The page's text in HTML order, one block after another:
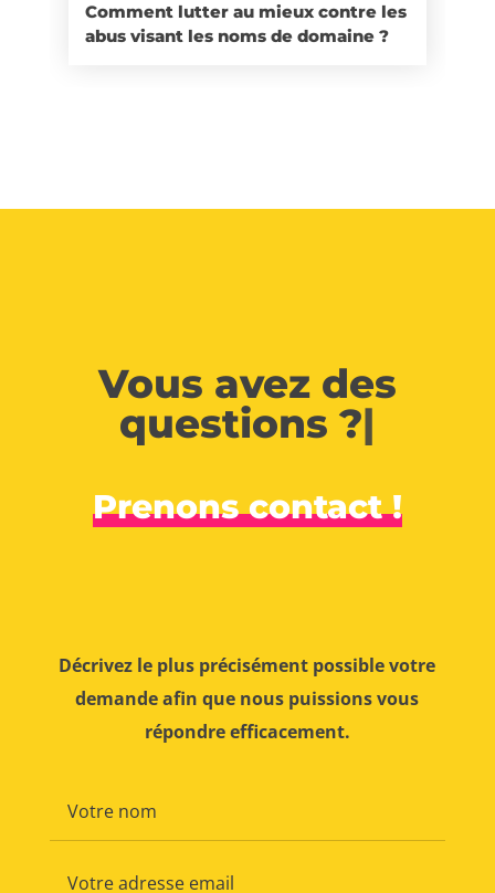
Comment lutter au mieux contre les
abus visant les noms de domaine ?
Vous avez des
questions ?|
Prenons contact !
Décrivez le plus précisément possible votre
demande afin que nous puissions vous
répondre efficacement.